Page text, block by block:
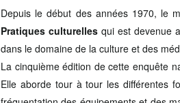
Depuis le début des années 1970, le
Pratiques culturellesqui est devenue
dans le domaine de la culture et des
La cinquième édition de cette enquête
Elle aborde tour à tour les différentes